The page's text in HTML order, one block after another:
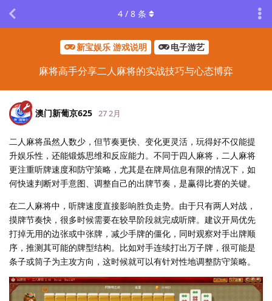
新宝娱乐 游戏说明 电子游艺
麻将高手分享二人麻将的实战技巧与心态博弈
4 / 8 条
澳门新葡京625 27 2月
二人麻将虽然人数少，但节奏更快、变化更灵活，玩得好不仅能提
升娱乐性，还能锻炼思维和反应能力。不同于四人麻将，二人麻将
更注重听牌速度和防守策略，尤其是在牌局信息有限的情况下，如
何快速判断对手意图、调整自己的出牌节奏，是赢得比赛的关键。
在二人麻将中，听牌速度直接影响胜负走势。由于只有两人对战，
摸牌节奏快，很多时候需要在较早阶段就完成听牌。建议开局优先
打掉无用的边张或中张牌，减少手牌的僵化，同时观察对手出牌顺
序，推测其可能的牌型结构。比如对手连续打出万子牌，很可能是
条子或筒子为主攻方向，这时候就可以有针对性地调整防守策略。